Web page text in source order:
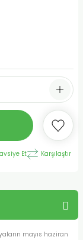
Et Karşılaştır
mayıs haziran